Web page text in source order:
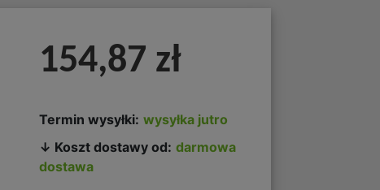
154,87 zł
Termin wysyłki: wysyłka jutro
↓ Koszt dostawy od: darmowa
dostawa